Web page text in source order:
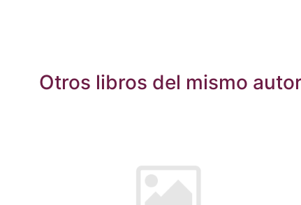
Otros libros del mismo